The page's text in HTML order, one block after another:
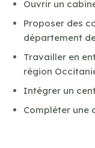
Ouvrir un
Proposer des
département
Travailler en
région
Intégrer un
Compléter une